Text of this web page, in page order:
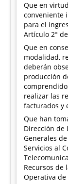
Que en
conveniente
para el
Artículo 2°
Que en
modalidad,
deberán
producción
realizar las
facturados y
Que han
Dirección de
Generales
Servicios al
Recursos de
Operativa de